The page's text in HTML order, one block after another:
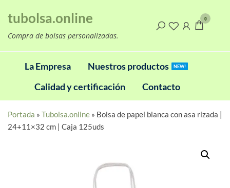
tubolsa.online
Compra de bolsas personalizadas.
0
La Empresa Nuestros productos NEW!
Calidad y certificación Contacto
Portada » Tubolsa.online » Bolsa de papel blanca con asa rizada |
24+11×32 cm | Caja 125uds